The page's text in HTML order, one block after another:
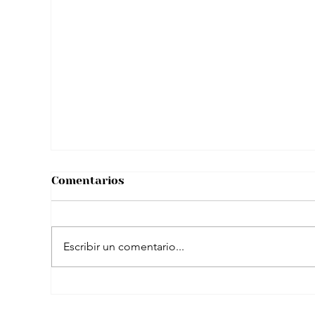
Comentarios
Escribir un comentario...